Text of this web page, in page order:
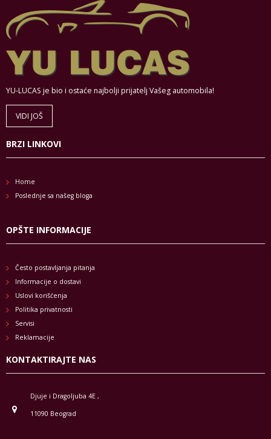
YU-LUCAS je bio i ostaće najbolji prijatelj Vašeg automobila!
VIDI JOŠ
BRZI LINKOVI
Home
Poslednje sa našeg bloga
OPŠTE INFORMACIJE
Često postavljanja pitanja
Informacije o dostavi
Uslovi korišćenja
Politika privatnosti
Servisi
Reklamacije
KONTAKTIRAJTE NAS
Djuje i Dragoljuba 4E ,
11090 Beograd